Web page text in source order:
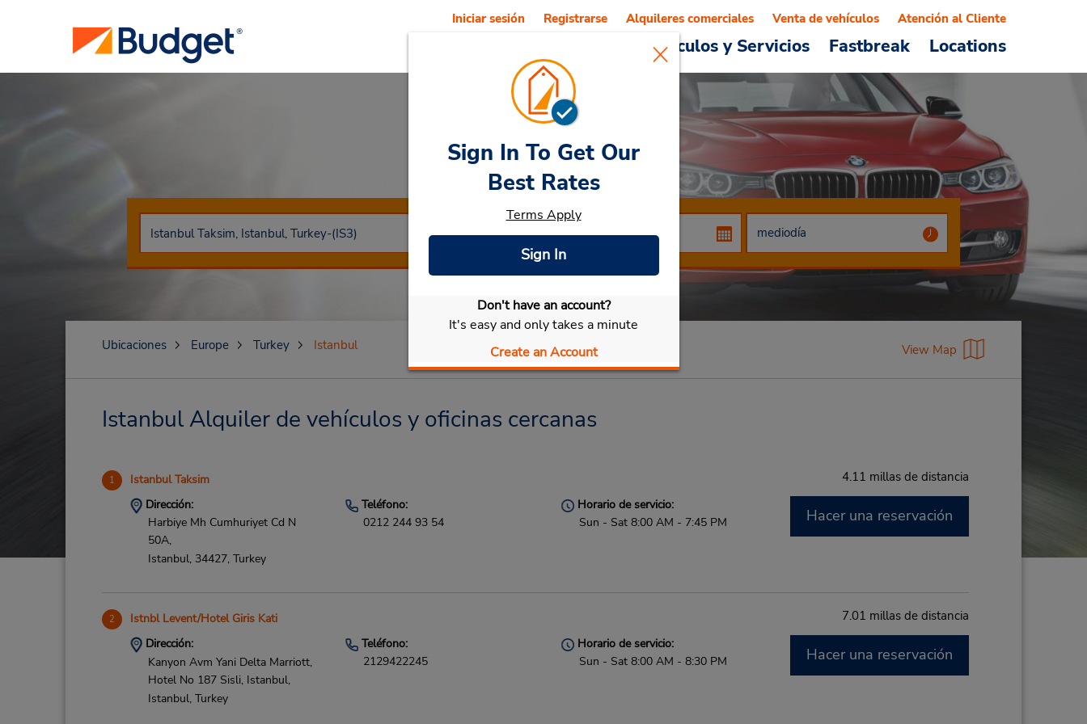
Vehículos y Servicios Fastbreak Locations
Iniciar sesión Registrarse Alquileres comerciales Venta de vehículos Atención al Cliente
Car RentalIstanbul
Seleccionar mi vehículo
Sign In To Get Our
Best Rates
Terms Apply
Sign In
Don't have an account?
It's easy and only takes a minute
Create an Account
Ubicaciones Europe Turkey Istanbul View Map
Istanbul Alquiler de vehículos y oficinas cercanas
1 Istanbul Taksim 4.11 millas de distancia
Dirección:
Harbiye Mh Cumhuriyet Cd N
50A,
Istanbul, 34427, Turkey
Teléfono:
0212 244 93 54
Horario de servicio:
Sun - Sat 8:00 AM - 7:45 PM
Hacer una reservación
2 Istnbl Levent/Hotel Giris Kati 7.01 millas de distancia
Dirección:
Kanyon Avm Yani Delta Marriott,
Hotel No 187 Sisli, Istanbul,
Istanbul, Turkey
Teléfono:
2129422245
Horario de servicio:
Sun - Sat 8:00 AM - 8:30 PM
Hacer una reservación